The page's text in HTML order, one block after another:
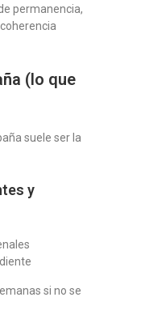
permanencia,
(lo que
suele ser la
y
si no se